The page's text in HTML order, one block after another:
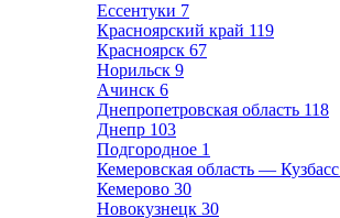
Ессентуки 7
Красноярский край 119
Красноярск 67
Норильск 9
Ачинск 6
Днепропетровская область 118
Днепр 103
Подгородное 1
Кемеровская область — Кузбасс
Кемерово 30
Новокузнецк 30